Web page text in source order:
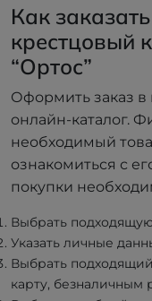
Как
крестцовый
“Ортос”
Оформить заказ
онлайн-каталог.
необходимый
ознакомиться с
покупки
Выбрать
Указать личные
Выбрать
карту, безналичным